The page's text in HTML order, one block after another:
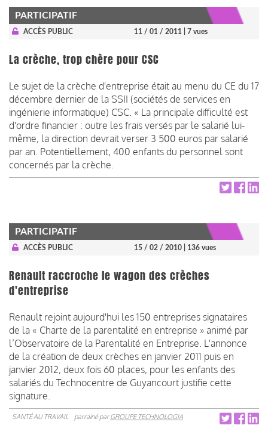
PARTICIPATIF
ACCÈS PUBLIC 11 / 01 / 2011 | 7 vues
La crèche, trop chère pour CSC
Le sujet de la crèche d'entreprise était au menu du CE du 17
décembre dernier de la SSII (sociétés de services en
ingénierie informatique) CSC. « La principale difficulté est
d'ordre financier : outre les frais versés par le salarié lui-
même, la direction devrait verser 3 500 euros par salarié
par an. Potentiellement, 400 enfants du personnel sont
concernés par la crèche.
PARTICIPATIF
ACCÈS PUBLIC 15 / 02 / 2010 | 136 vues
Renault raccroche le wagon des crèches
d'entreprise
Renault rejoint aujourd'hui les 150 entreprises signataires
de la « Charte de la parentalité en entreprise » animé par
l’Observatoire de la Parentalité en Entreprise. L'annonce
de la création de deux crèches en janvier 2011 puis en
janvier 2012, deux fois 60 places, pour les enfants des
salariés du Technocentre de Guyancourt justifie cette
signature.
SANTÉ AU TRAVAIL parrainé parGROUPE TECHNOLOGIA